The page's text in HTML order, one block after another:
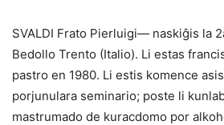
SVALDI Frato Pierluigi— naskiĝis la
Bedollo Trento (Italio). Li estas
pastro en 1980. Li estis komence
porjunulara seminario; poste li
mastrumado de kuracdomo por